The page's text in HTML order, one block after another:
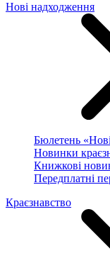
Нові надходження
Бюлетень
Новинки
Книжкові
Передплатні
Краєзнавство